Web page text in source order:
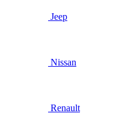
Jeep
Nissan
Renault